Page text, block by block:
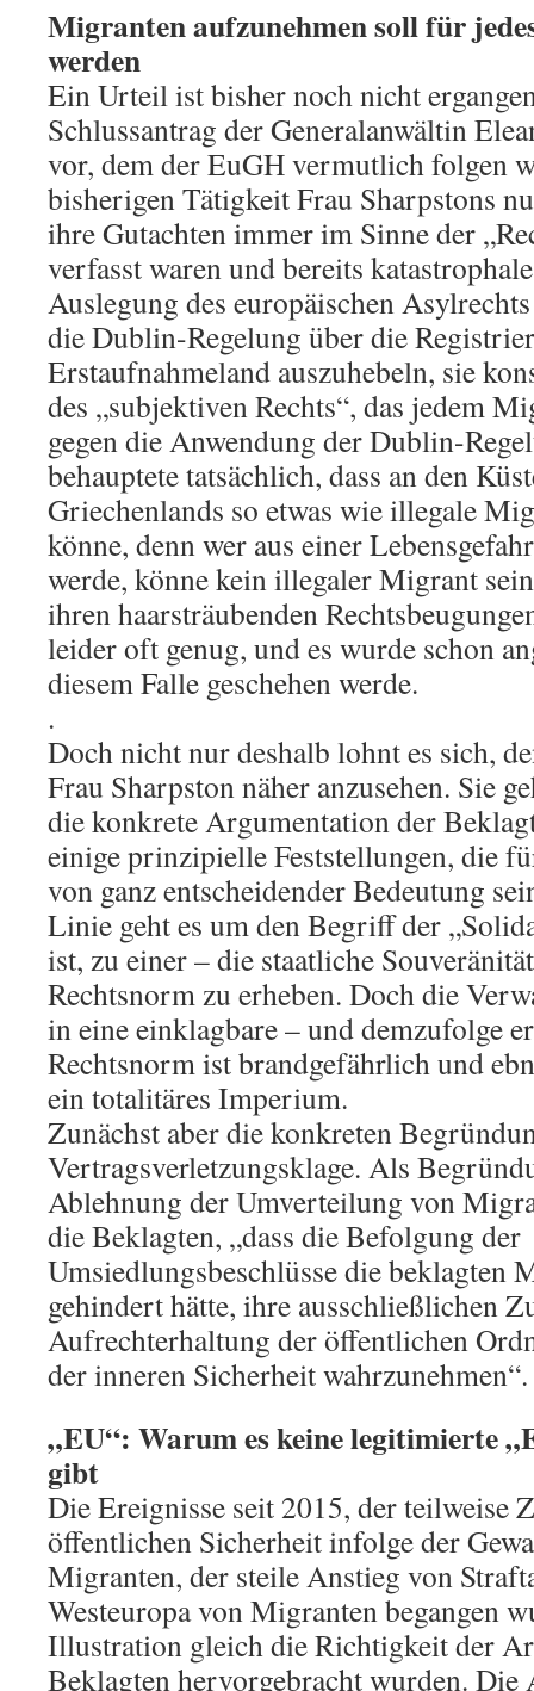
Migranten aufzunehmen soll für
werden
Ein Urteil ist bisher noch nicht
Schlussantrag der Generalanwältin
vor, dem der EuGH vermutlich folgen
bisherigen Tätigkeit Frau Sharpstons
ihre Gutachten immer im Sinne der
verfasst waren und bereits
Auslegung des europäischen
die Dublin-Regelung über die
Erstaufnahmeland auszuhebeln, sie
des „subjektiven Rechts“, das jedem
gegen die Anwendung der Dublin-
behauptete tatsächlich, dass an den
Griechenlands so etwas wie illegale
könne, denn wer aus einer
werde, könne kein illegaler Migrant
ihren haarsträubenden
leider oft genug, und es wurde schon
diesem Falle geschehen werde.
.
Doch nicht nur deshalb lohnt es sich,
Frau Sharpston näher anzusehen. Sie
die konkrete Argumentation der
einige prinzipielle Feststellungen, die
von ganz entscheidender Bedeutung
Linie geht es um den Begriff der
ist, zu einer – die staatliche
Rechtsnorm zu erheben. Doch die
in eine einklagbare – und demzufolge
Rechtsnorm ist brandgefährlich und
ein totalitäres Imperium.
Zunächst aber die konkreten
Vertragsverletzungsklage. Als
Ablehnung der Umverteilung von
die Beklagten, „dass die Befolgung der
Umsiedlungsbeschlüsse die beklagten
gehindert hätte, ihre ausschließlichen
Aufrechterhaltung der öffentlichen
der inneren Sicherheit wahrzunehmen“.
„EU“: Warum es keine legitimierte
gibt
Die Ereignisse seit 2015, der teilweise
öffentlichen Sicherheit infolge der
Migranten, der steile Anstieg von
Westeuropa von Migranten begangen
Illustration gleich die Richtigkeit der
Beklagten hervorgebracht wurden. Die